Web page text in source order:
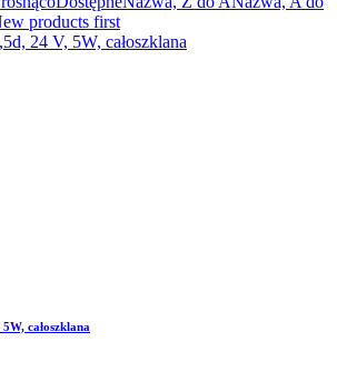
products first
całoszklana